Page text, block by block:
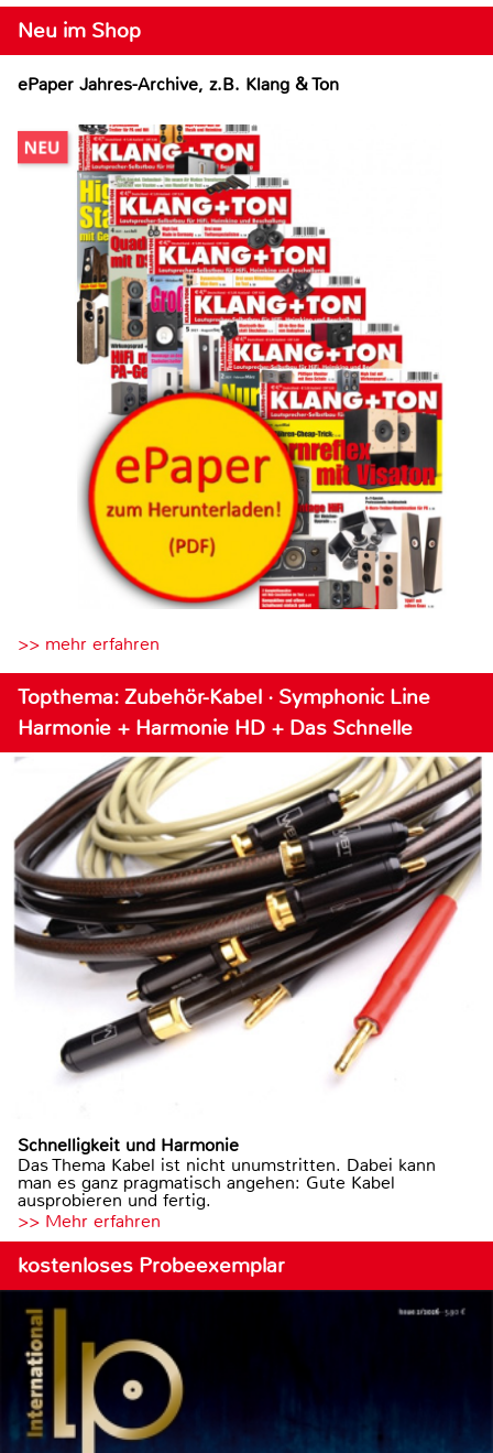
Neu im Shop
ePaper Jahres-Archive, z.B. Klang & Ton
>> mehr erfahren
Topthema: Zubehör-Kabel · Symphonic Line
Harmonie + Harmonie HD + Das Schnelle
Schnelligkeit und Harmonie
Das Thema Kabel ist nicht unumstritten. Dabei kann
man es ganz pragmatisch angehen: Gute Kabel
ausprobieren und fertig.
>> Mehr erfahren
kostenloses Probeexemplar